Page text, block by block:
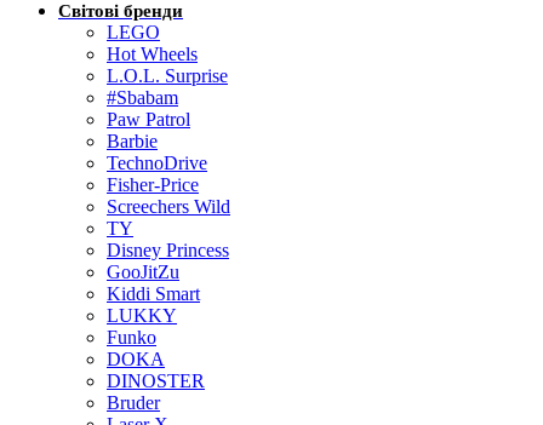
Світові бренди
LEGO
Hot Wheels
L.O.L. Surprise
#Sbabam
Paw Patrol
Barbie
TechnoDrive
Fisher-Price
Screechers Wild
TY
Disney Princess
GooJitZu
Kiddi Smart
LUKKY
Funko
DOKA
DINOSTER
Bruder